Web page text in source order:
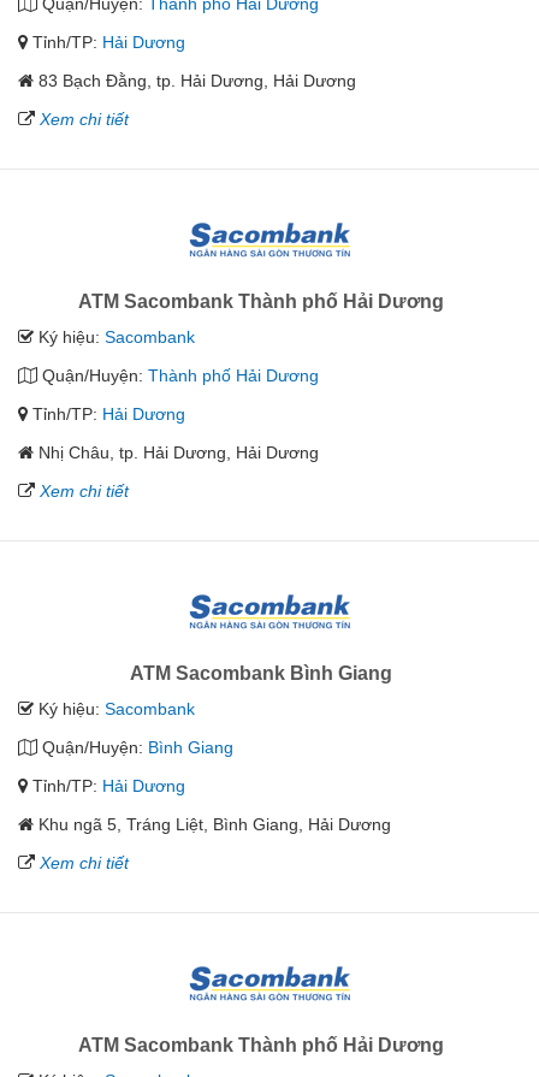
Tỉnh/TP: Hải Dương
83 Bạch Đằng, tp. Hải Dương, Hải Dương
Xem chi tiết
ATM Sacombank Thành phố Hải Dương
Ký hiệu: Sacombank
Quận/Huyện: Thành phố Hải Dương
Tỉnh/TP: Hải Dương
Nhị Châu, tp. Hải Dương, Hải Dương
Xem chi tiết
ATM Sacombank Bình Giang
Ký hiệu: Sacombank
Quận/Huyện: Bình Giang
Tỉnh/TP: Hải Dương
Khu ngã 5, Tráng Liệt, Bình Giang, Hải Dương
Xem chi tiết
ATM Sacombank Thành phố Hải Dương